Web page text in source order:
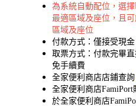
為系統自動配位，選
最適區域及座位，且
區域及座位
付款方式：僅接受現金
取票方式：付款完畢
免手續費
全家便利商店店鋪查詢
全家便利商店
於全家便利商店